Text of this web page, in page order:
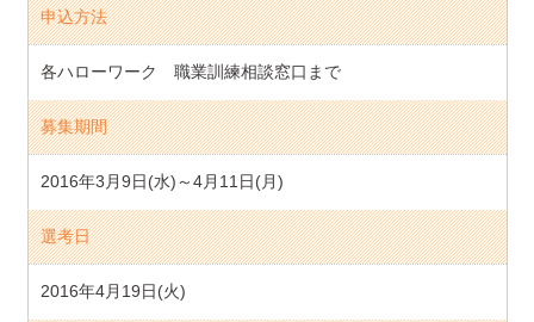
申込方法
各ハローワーク 職業訓練相談窓口まで
募集期間
2016年3月9日(水)～4月11日(月)
選考日
2016年4月19日(火)